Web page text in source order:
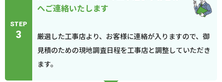
STEP
3
へご連絡いたします
厳選した工事店より、お客様に連絡が入りますので、御
見積のための現地調査日程を工事店と調整していただき
ます。